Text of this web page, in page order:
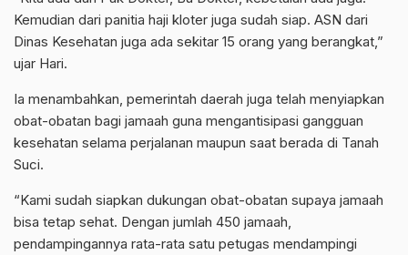
Kemudian dari panitia haji kloter juga sudah siap. ASN dari
Dinas Kesehatan juga ada sekitar 15 orang yang berangkat,”
ujar Hari.
Ia menambahkan, pemerintah daerah juga telah menyiapkan
obat-obatan bagi jamaah guna mengantisipasi gangguan
kesehatan selama perjalanan maupun saat berada di Tanah
Suci.
“Kami sudah siapkan dukungan obat-obatan supaya jamaah
bisa tetap sehat. Dengan jumlah 450 jamaah,
pendampingannya rata-rata satu petugas mendampingi